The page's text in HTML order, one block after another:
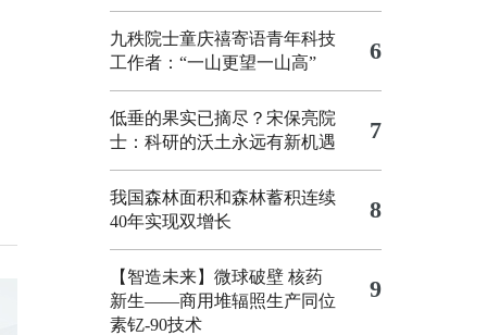
九秩院士童庆禧寄语青年科技
工作者：“一山更望一山高”
6
低垂的果实已摘尽？宋保亮院
士：科研的沃土永远有新机遇
7
我国森林面积和森林蓄积连续
40年实现双增长
8
【智造未来】微球破壁 核药
新生——商用堆辐照生产同位
素钇-90技术
9